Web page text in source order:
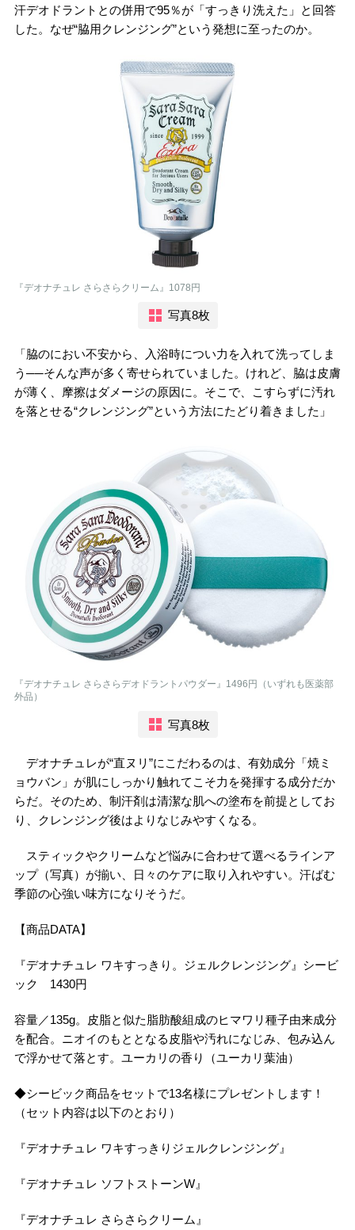
汗デオドラントとの併用で95％が「すっきり洗えた」と回答
した。なぜ“脇用クレンジング”という発想に至ったのか。
『デオナチュレ さらさらクリーム』1078円
写真8枚
「脇のにおい不安から、入浴時につい力を入れて洗ってしま
う──そんな声が多く寄せられていました。けれど、脇は皮膚
が薄く、摩擦はダメージの原因に。そこで、こすらずに汚れ
を落とせる“クレンジング”という方法にたどり着きました」
『デオナチュレ さらさらデオドラントパウダー』1496円（いずれも医薬部
外品）
写真8枚
デオナチュレが“直ヌリ”にこだわるのは、有効成分「焼ミ
ョウバン」が肌にしっかり触れてこそ力を発揮する成分だか
らだ。そのため、制汗剤は清潔な肌への塗布を前提としてお
り、クレンジング後はよりなじみやすくなる。
スティックやクリームなど悩みに合わせて選べるラインア
ップ（写真）が揃い、日々のケアに取り入れやすい。汗ばむ
季節の心強い味方になりそうだ。
【商品DATA】
『デオナチュレ ワキすっきり。ジェルクレンジング』シービ
ック 1430円
容量／135g。皮脂と似た脂肪酸組成のヒマワリ種子由来成分
を配合。ニオイのもととなる皮脂や汚れになじみ、包み込ん
で浮かせて落とす。ユーカリの香り（ユーカリ葉油）
◆シービック商品をセットで13名様にプレゼントします！
（セット内容は以下のとおり）
『デオナチュレ ワキすっきりジェルクレンジング』
『デオナチュレ ソフトストーンW』
『デオナチュレ さらさらクリーム』